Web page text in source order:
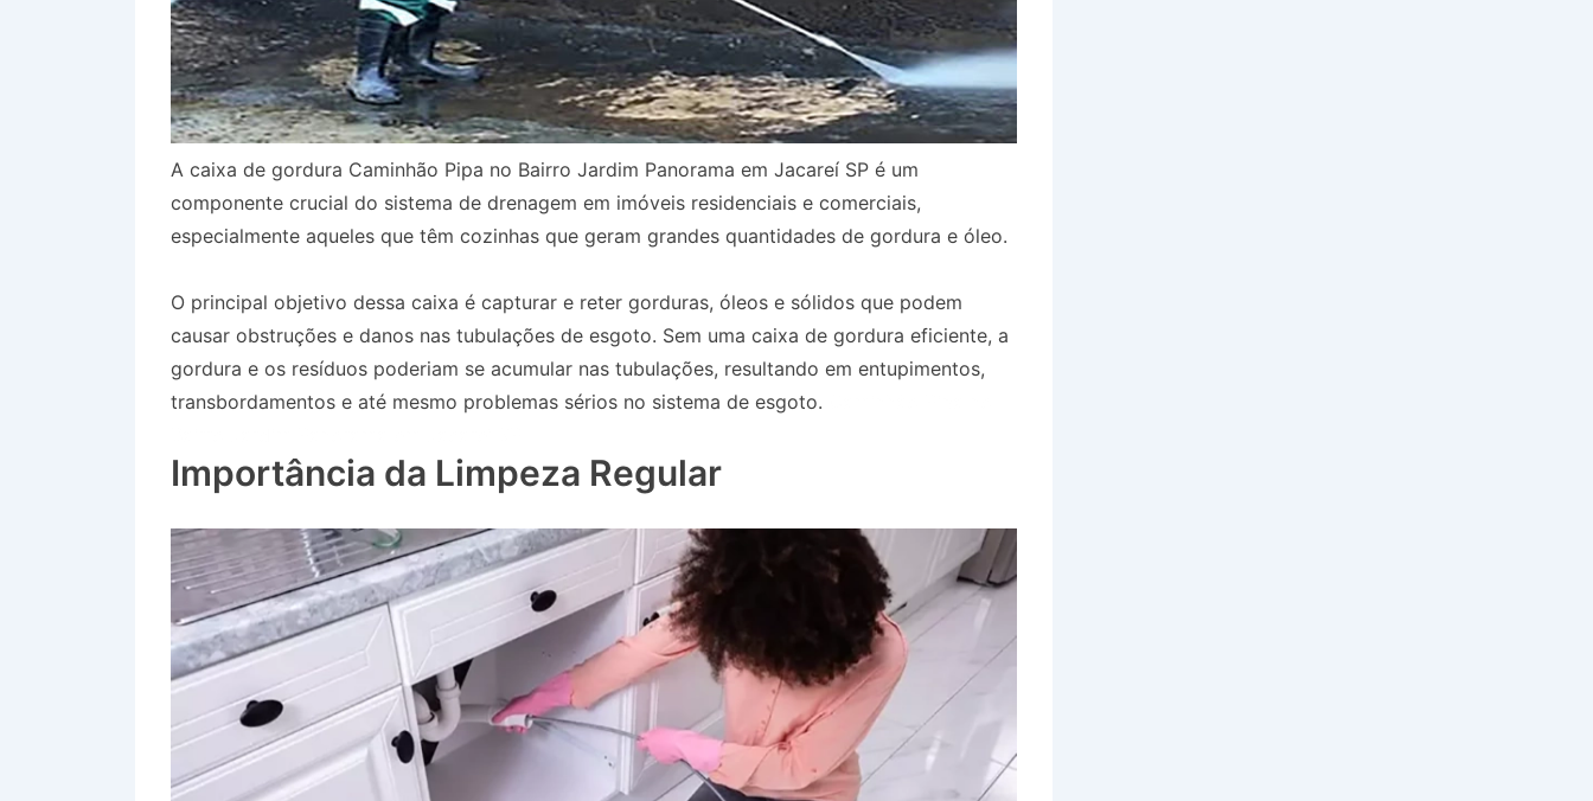
A caixa de gordura Caminhão Pipa no Bairro Jardim Panorama em Jacareí SP é um
componente crucial do sistema de drenagem em imóveis residenciais e comerciais,
especialmente aqueles que têm cozinhas que geram grandes quantidades de gordura e óleo.
O principal objetivo dessa caixa é capturar e reter gorduras, óleos e sólidos que podem
causar obstruções e danos nas tubulações de esgoto. Sem uma caixa de gordura eficiente, a
gordura e os resíduos poderiam se acumular nas tubulações, resultando em entupimentos,
transbordamentos e até mesmo problemas sérios no sistema de esgoto.
Importância da Limpeza Regular